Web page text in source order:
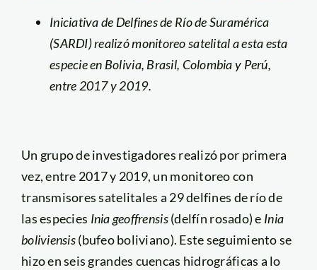
Iniciativa de Delfines de Río de Suramérica
(SARDI) realizó monitoreo satelital a esta esta
especie en Bolivia, Brasil, Colombia y Perú,
entre 2017 y 2019.
Un grupo de investigadores realizó por primera
vez, entre 2017 y 2019, un monitoreo con
transmisores satelitales a 29 delfines de río de
las especies Inia geoffrensis(delfín rosado) e Inia
boliviensis(bufeo boliviano). Este seguimiento se
hizo en seis grandes cuencas hidrográficas a lo